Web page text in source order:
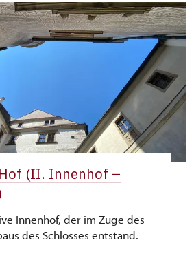
(II. Innenhof –
Innenhof, der im Zuge des
des Schlosses entstand.